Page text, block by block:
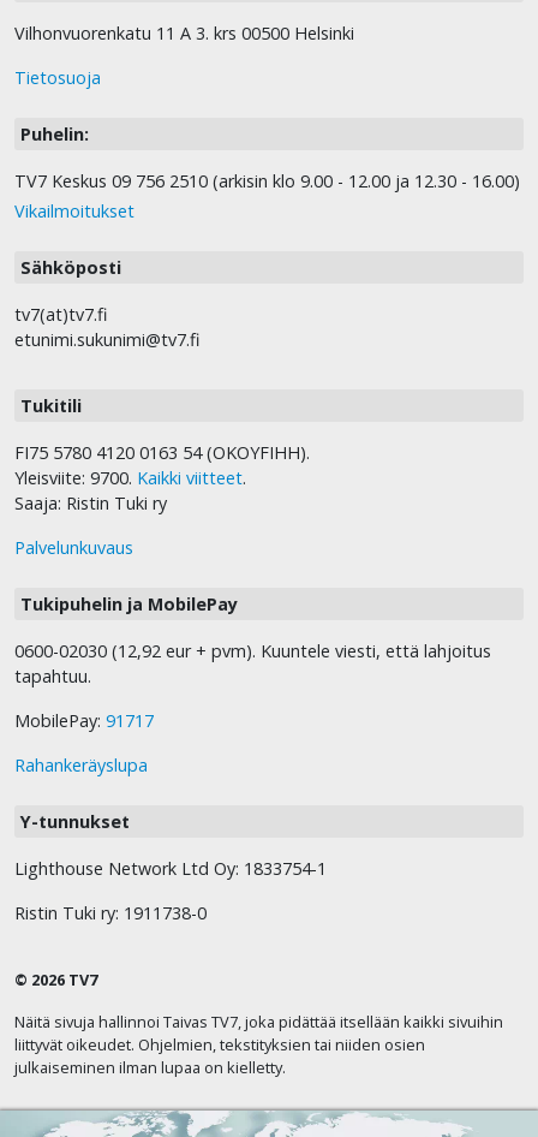
Vilhonvuorenkatu 11 A 3. krs 00500 Helsinki
Tietosuoja
Puhelin:
TV7 Keskus 09 756 2510 (arkisin klo 9.00 - 12.00 ja 12.30 - 16.00)
Vikailmoitukset
Sähköposti
tv7(at)tv7.fi
etunimi.sukunimi@tv7.fi
Tukitili
FI75 5780 4120 0163 54 (OKOYFIHH).
Yleisviite: 9700. Kaikki viitteet.
Saaja: Ristin Tuki ry
Palvelunkuvaus
Tukipuhelin ja MobilePay
0600-02030 (12,92 eur + pvm). Kuuntele viesti, että lahjoitus
tapahtuu.
MobilePay: 91717
Rahankeräyslupa
Y-tunnukset
Lighthouse Network Ltd Oy: 1833754-1
Ristin Tuki ry: 1911738-0
© 2026 TV7
Näitä sivuja hallinnoi Taivas TV7, joka pidättää itsellään kaikki sivuihin
liittyvät oikeudet. Ohjelmien, tekstityksien tai niiden osien
julkaiseminen ilman lupaa on kielletty.